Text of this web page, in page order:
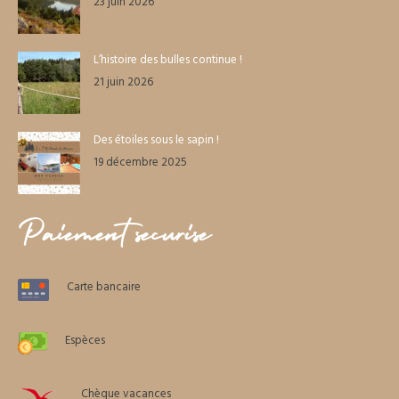
L’histoire des bulles continue !
21 juin 2026
Des étoiles sous le sapin !
19 décembre 2025
Paiement sécurisé
Carte bancaire
Espèces
Chèque vacances